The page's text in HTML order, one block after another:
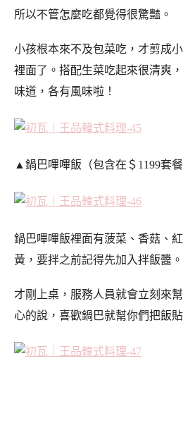
所以不管怎麼吃都覺得很驚豔。
小孩根本來不及包菜吃，才剪成
裡面了。搭配生菜吃起來很清爽
味道，各有風味啦！
▲鍋巴嗶嗶飯（包含在＄1199套餐
鍋巴嗶嗶飯裡面有菠菜、香菇、
黃，要拌之前記得先加入拌飯醬。
才剛上桌，服務人員就會立刻來
心的說，喜歡鍋巴就幫你們把飯